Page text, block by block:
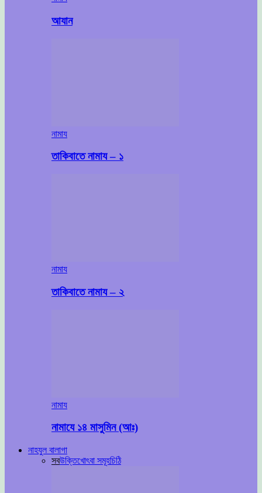
আযান
নামায
তাকিবাতে নামায – ১
নামায
তাকিবাতে নামায – ২
নামায
নামাযে ১৪ মাসুমিন (আঃ)
নাহযুল বালাগা
সবউক্তিখোৎবা সমূহচিঠি